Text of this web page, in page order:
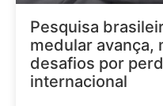
Pesquisa
medular avança,
desafios por
internacional